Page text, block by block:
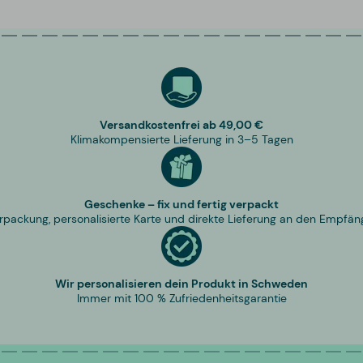
Versandkostenfrei ab 49,00 €
Klimakompensierte Lieferung in 3–5 Tagen
Geschenke – fix und fertig verpackt
personalisierte Karte und direkte Lieferung an den
Wir personalisieren dein Produkt in Schweden
Immer mit 100 % Zufriedenheitsgarantie